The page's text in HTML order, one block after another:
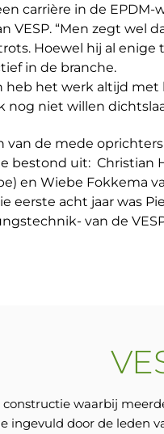
carrière in de
VESP. “Men zegt wel
Hoewel hij al enige
in de branche.
heb het werk altijd met
nog niet willen
van de mede
bestond uit: Christian
en Wiebe Fokkema
eerste acht jaar was
van de
waarbij
ingevuld door de leden